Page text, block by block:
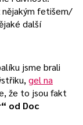
nějakým fetišem/
další
jsme brali
gel na
že to jsou fakt
od Doc